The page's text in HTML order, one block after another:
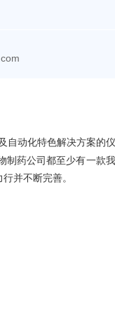
自动化特色解决方案的
制药公司都至少有一款
并不断完善。